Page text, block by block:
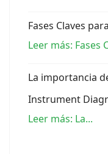
Fases Claves
Leer más: Fases
La importancia
Instrument
Leer más: La...